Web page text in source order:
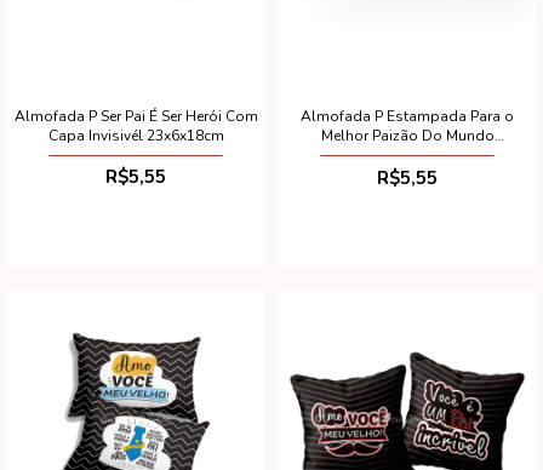
Almofada P Ser Pai É Ser Herói Com
Capa Invisivél 23x6x18cm
R$5,55
Almofada P Estampada Para o
Melhor Paizão Do Mundo
23x6x18cm
R$5,55